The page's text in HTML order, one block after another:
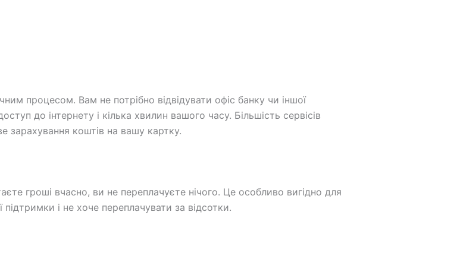
процесом. Вам не потрібно відвідувати офіс банку чи іншої
до інтернету і кілька хвилин вашого часу. Більшість сервісів
зарахування коштів на вашу картку.
гроші вчасно, ви не переплачуєте нічого. Це особливо вигідно для
і не хоче переплачувати за відсотки.